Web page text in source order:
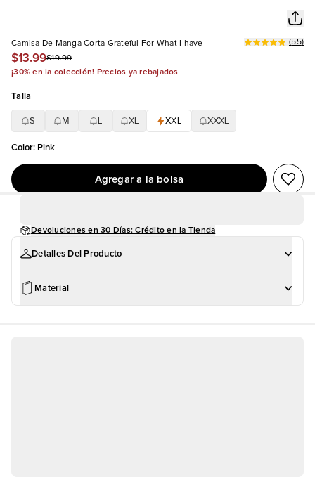
Camisa De Manga Corta Grateful For What I have
$13.99$19.99
(55)
¡30% en la colección! Precios ya rebajados
Talla
S M XL XXL XXXL
Color: Pink
Agregar a la bolsa
Devoluciones en 30 Días: Crédito en la Tienda
Detalles Del Producto
Material